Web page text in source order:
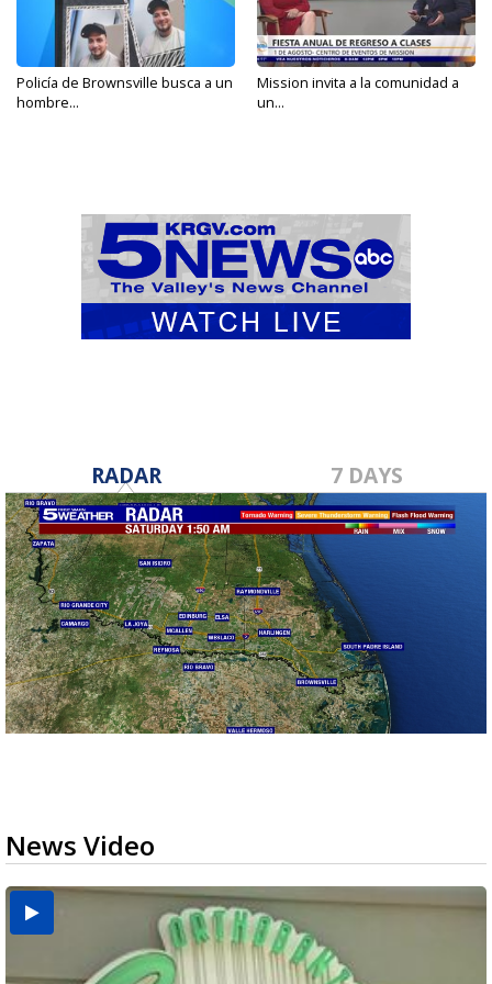
Policía de Brownsville busca a un
hombre...
Mission invita a la comunidad a
un...
RADAR 7 DAYS
News Video